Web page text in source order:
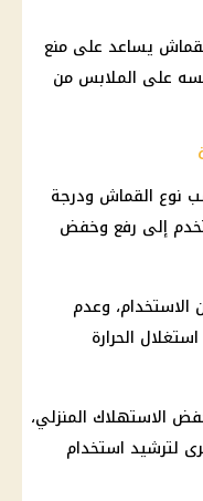
يساعد على منع
على الملابس من
نوع القماش ودرجة
إلى رفع وخفض
الاستخدام، وعدم
الحرارة
الاستهلاك المنزلي،
لترشيد استخدام